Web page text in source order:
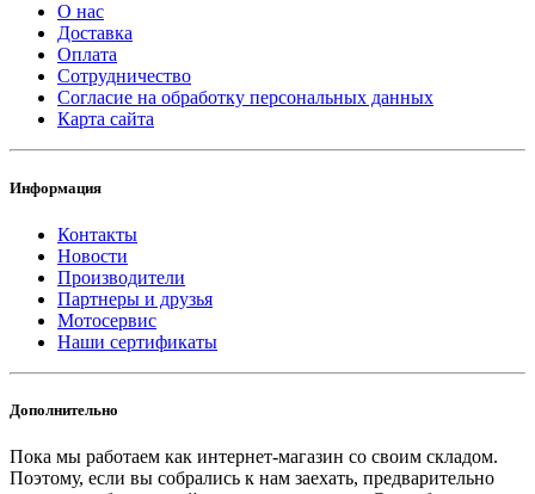
О нас
Доставка
Оплата
Сотрудничество
Согласие на обработку персональных данных
Карта сайта
Информация
Контакты
Новости
Производители
Партнеры и друзья
Мотосервис
Наши сертификаты
Дополнительно
Пока мы работаем как интернет-магазин со своим складом.
Поэтому, если вы собрались к нам заехать, предварительно